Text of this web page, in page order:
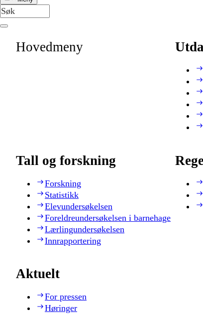
Hovedmeny
Tall og forskning
Forskning
Statistikk
Elevundersøkelsen
Foreldreundersøkelsen i barnehage
Lærlingundersøkelsen
Innrapportering
Aktuelt
For pressen
Høringer